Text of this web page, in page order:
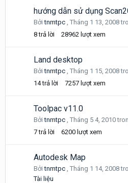
hướng dẫn sử dụng
Bởitnmtpc , Tháng 1 13, 2008
8 trả lời 28962 lượt xem
Land desktop
Bởitnmtpc , Tháng 1 15, 2008
14 trả lời 7257 lượt xem
Toolpac v11.0
Bởitnmtpc , Tháng 5 4, 2010
7 trả lời 6200 lượt xem
Autodesk Map
Bởitnmtpc , Tháng 1 14, 2008
Tài liệu